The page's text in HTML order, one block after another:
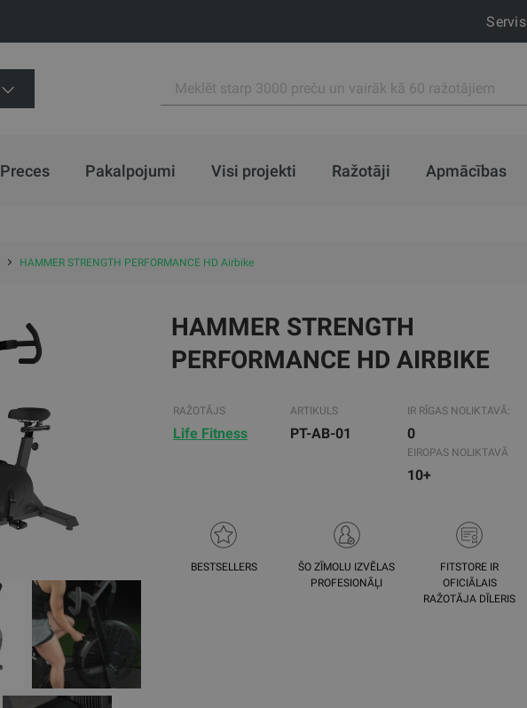
Preces Pakalpojumi Visi projekti Ražotāji Apmācības
HAMMER STRENGTH PERFORMANCE HD Airbike
HAMMER STRENGTH
PERFORMANCE HD AIRBIKE
RAŽOTĀJS
Life Fitness
ARTIKULS
PT-AB-01
IR RĪGAS NOLIKTAVĀ:
0
EIROPAS NOLIKTAVĀ
10+
BESTSELLERS
ŠO ZĪMOLU IZVĒLAS
PROFESIONĀĻI
FITSTORE IR
OFICIĀLAIS
RAŽOTĀJA DĪLERIS